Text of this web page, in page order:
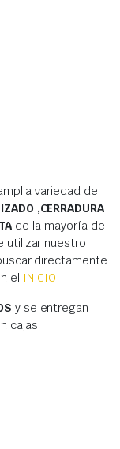
variedad de
,CERRADURA
de la mayoría de
utilizar nuestro
directamente
el INICIO
y se entregan
cajas.